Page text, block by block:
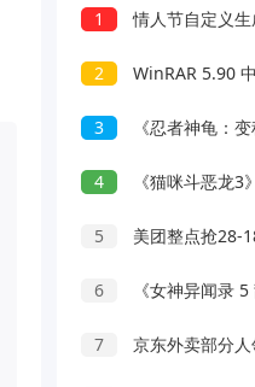
1 情人节自定义
2 WinRAR 5.90
3 《忍者神龟：
4 《猫咪斗恶龙3
5 美团整点抢28-
6 《女神异闻录
7 京东外卖部分